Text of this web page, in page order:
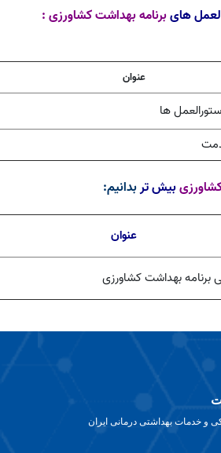
هایبرنامه بهداشت کشاورزی:
عنوان
ها
بیش تربدانیم:
عنوان
برنامه بهداشت کشاورزی
و خدمات بهداشتی درمانی ایران